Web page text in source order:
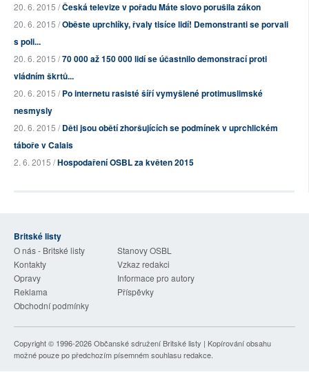
20. 6. 2015 /Česká televize v pořadu Máte slovo porušila zákon
20. 6. 2015 /Oběste uprchlíky, řvaly tisíce lidí! Demonstranti se porvali
s poli...
20. 6. 2015 /70 000 až 150 000 lidí se účastnilo demonstrací proti
vládním škrtů...
20. 6. 2015 /Po internetu rasisté šíří vymyšlené protimuslimské
nesmysly
20. 6. 2015 /Děti jsou obětí zhoršujících se podmínek v uprchlickém
táboře v Calais
2. 6. 2015 /Hospodaření OSBL za květen 2015
Britské listy
O nás - Britské listy
Stanovy OSBL
Kontakty
Vzkaz redakci
Opravy
Informace pro autory
Reklama
Příspěvky
Obchodní podmínky
Copyright © 1996-2026Občanské sdružení Britské listy | Kopírování obsahu
možné pouze po předchozím písemném souhlasu redakce.